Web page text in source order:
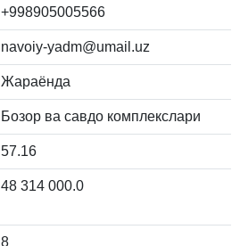
+998905005566
navoiy-yadm@umail.uz
Жараёнда
Бозор ва савдо комплекслари
57.16
48 314 000.0
8